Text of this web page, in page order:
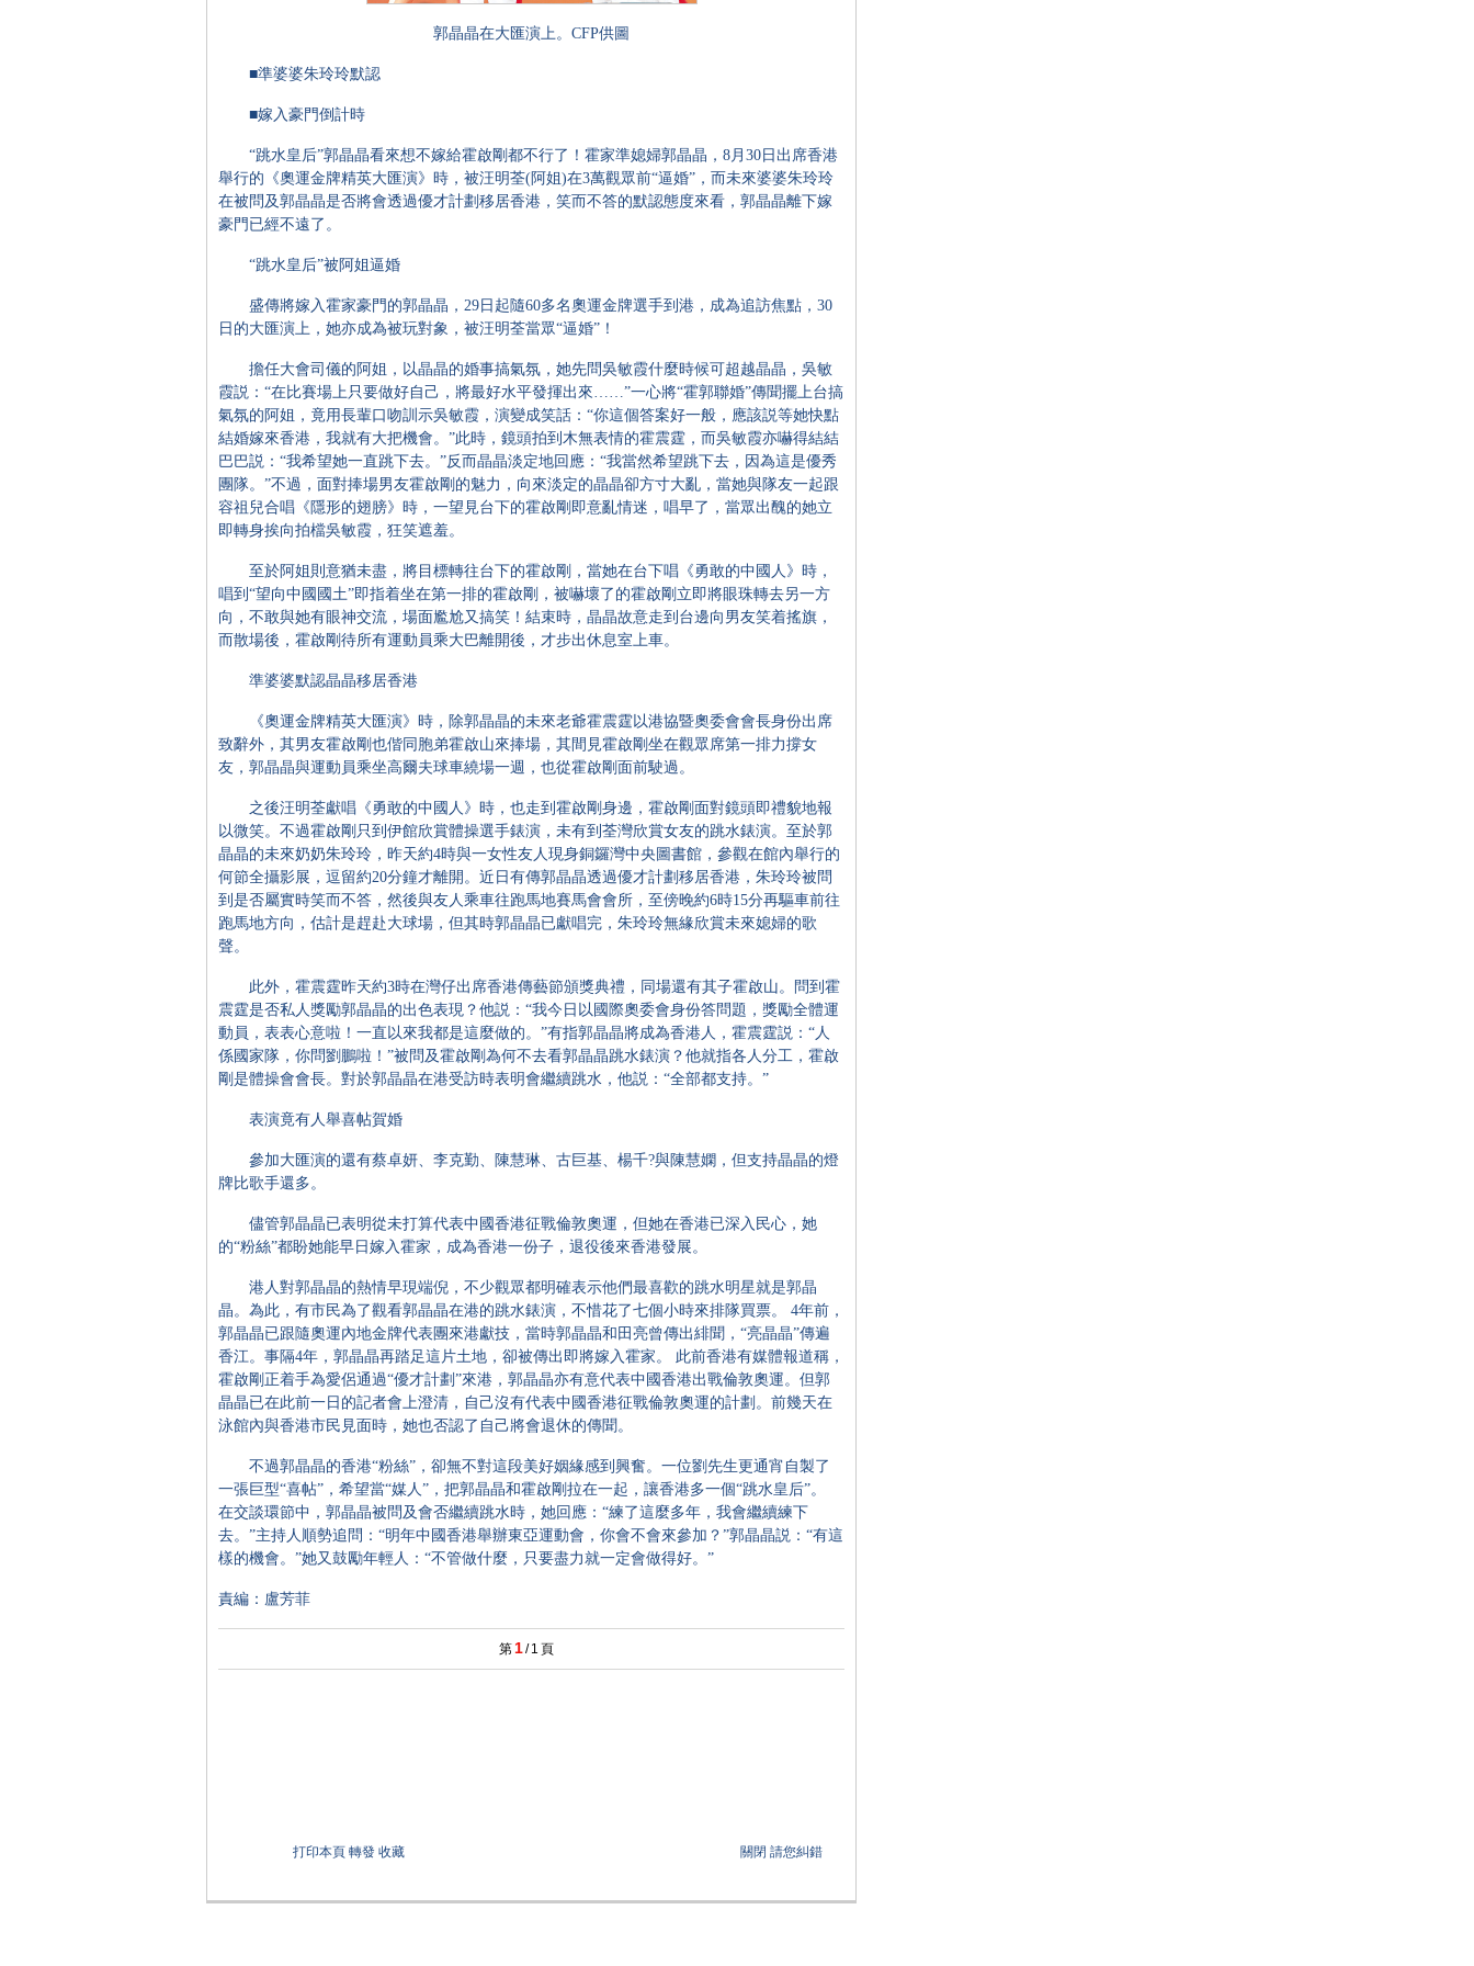
郭晶晶在大匯演上。CFP供圖
■準婆婆朱玲玲默認
■嫁入豪門倒計時
“跳水皇后”郭晶晶看來想不嫁給霍啟剛都不行了！霍家準媳婦郭晶晶，8月30日出席香港
舉行的《奧運金牌精英大匯演》時，被汪明荃(阿姐)在3萬觀眾前“逼婚”，而未來婆婆朱玲玲
在被問及郭晶晶是否將會透過優才計劃移居香港，笑而不答的默認態度來看，郭晶晶離下嫁
豪門已經不遠了。
“跳水皇后”被阿姐逼婚
盛傳將嫁入霍家豪門的郭晶晶，29日起隨60多名奧運金牌選手到港，成為追訪焦點，30
日的大匯演上，她亦成為被玩對象，被汪明荃當眾“逼婚”！
擔任大會司儀的阿姐，以晶晶的婚事搞氣氛，她先問吳敏霞什麼時候可超越晶晶，吳敏
霞説：“在比賽場上只要做好自己，將最好水平發揮出來……”一心將“霍郭聯婚”傳聞擺上台搞
氣氛的阿姐，竟用長輩口吻訓示吳敏霞，演變成笑話：“你這個答案好一般，應該説等她快點
結婚嫁來香港，我就有大把機會。”此時，鏡頭拍到木無表情的霍震霆，而吳敏霞亦嚇得結結
巴巴説：“我希望她一直跳下去。”反而晶晶淡定地回應：“我當然希望跳下去，因為這是優秀
團隊。”不過，面對捧場男友霍啟剛的魅力，向來淡定的晶晶卻方寸大亂，當她與隊友一起跟
容祖兒合唱《隱形的翅膀》時，一望見台下的霍啟剛即意亂情迷，唱早了，當眾出醜的她立
即轉身挨向拍檔吳敏霞，狂笑遮羞。
至於阿姐則意猶未盡，將目標轉往台下的霍啟剛，當她在台下唱《勇敢的中國人》時，
唱到“望向中國國土”即指着坐在第一排的霍啟剛，被嚇壞了的霍啟剛立即將眼珠轉去另一方
向，不敢與她有眼神交流，場面尷尬又搞笑！結束時，晶晶故意走到台邊向男友笑着搖旗，
而散場後，霍啟剛待所有運動員乘大巴離開後，才步出休息室上車。
準婆婆默認晶晶移居香港
《奧運金牌精英大匯演》時，除郭晶晶的未來老爺霍震霆以港協暨奧委會會長身份出席
致辭外，其男友霍啟剛也偕同胞弟霍啟山來捧場，其間見霍啟剛坐在觀眾席第一排力撐女
友，郭晶晶與運動員乘坐高爾夫球車繞場一週，也從霍啟剛面前駛過。
之後汪明荃獻唱《勇敢的中國人》時，也走到霍啟剛身邊，霍啟剛面對鏡頭即禮貌地報
以微笑。不過霍啟剛只到伊館欣賞體操選手錶演，未有到荃灣欣賞女友的跳水錶演。至於郭
晶晶的未來奶奶朱玲玲，昨天約4時與一女性友人現身銅鑼灣中央圖書館，參觀在館內舉行的
何節全攝影展，逗留約20分鐘才離開。近日有傳郭晶晶透過優才計劃移居香港，朱玲玲被問
到是否屬實時笑而不答，然後與友人乘車往跑馬地賽馬會會所，至傍晚約6時15分再驅車前往
跑馬地方向，估計是趕赴大球場，但其時郭晶晶已獻唱完，朱玲玲無緣欣賞未來媳婦的歌
聲。
此外，霍震霆昨天約3時在灣仔出席香港傳藝節頒獎典禮，同場還有其子霍啟山。問到霍
震霆是否私人獎勵郭晶晶的出色表現？他説：“我今日以國際奧委會身份答問題，獎勵全體運
動員，表表心意啦！一直以來我都是這麼做的。”有指郭晶晶將成為香港人，霍震霆説：“人
係國家隊，你問劉鵬啦！”被問及霍啟剛為何不去看郭晶晶跳水錶演？他就指各人分工，霍啟
剛是體操會會長。對於郭晶晶在港受訪時表明會繼續跳水，他説：“全部都支持。”
表演竟有人舉喜帖賀婚
參加大匯演的還有蔡卓妍、李克勤、陳慧琳、古巨基、楊千?與陳慧嫻，但支持晶晶的燈
牌比歌手還多。
儘管郭晶晶已表明從未打算代表中國香港征戰倫敦奧運，但她在香港已深入民心，她
的“粉絲”都盼她能早日嫁入霍家，成為香港一份子，退役後來香港發展。
港人對郭晶晶的熱情早現端倪，不少觀眾都明確表示他們最喜歡的跳水明星就是郭晶
晶。為此，有市民為了觀看郭晶晶在港的跳水錶演，不惜花了七個小時來排隊買票。 4年前，
郭晶晶已跟隨奧運內地金牌代表團來港獻技，當時郭晶晶和田亮曾傳出緋聞，“亮晶晶”傳遍
香江。事隔4年，郭晶晶再踏足這片土地，卻被傳出即將嫁入霍家。 此前香港有媒體報道稱，
霍啟剛正着手為愛侶通過“優才計劃”來港，郭晶晶亦有意代表中國香港出戰倫敦奧運。但郭
晶晶已在此前一日的記者會上澄清，自己沒有代表中國香港征戰倫敦奧運的計劃。前幾天在
泳館內與香港市民見面時，她也否認了自己將會退休的傳聞。
不過郭晶晶的香港“粉絲”，卻無不對這段美好姻緣感到興奮。一位劉先生更通宵自製了
一張巨型“喜帖”，希望當“媒人”，把郭晶晶和霍啟剛拉在一起，讓香港多一個“跳水皇后”。
在交談環節中，郭晶晶被問及會否繼續跳水時，她回應：“練了這麼多年，我會繼續練下
去。”主持人順勢追問：“明年中國香港舉辦東亞運動會，你會不會來參加？”郭晶晶説：“有這
樣的機會。”她又鼓勵年輕人：“不管做什麼，只要盡力就一定會做得好。”
責編：盧芳菲
第 1/ 1 頁
打印本頁 轉發 收藏 關閉 請您糾錯